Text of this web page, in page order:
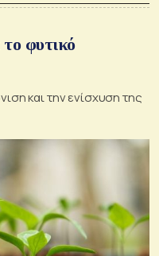
φυτικό
και την ενίσχυση της